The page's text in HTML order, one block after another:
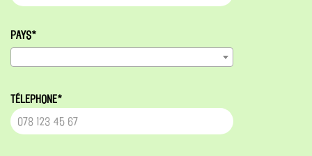
PAYS*
TÉLEPHONE*